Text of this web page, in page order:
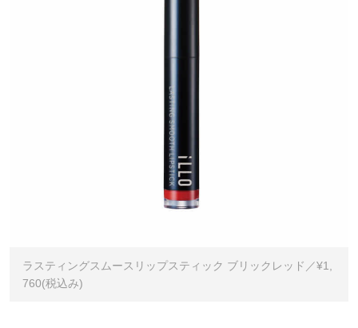
ラスティングスムースリップスティック ブリックレッド／¥1,
760(税込み)